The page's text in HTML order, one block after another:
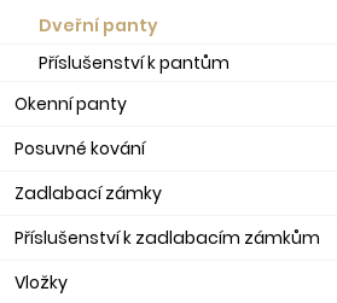
Dveřní panty
Příslušenství k pantům
Okenní panty
Posuvné kování
Zadlabací zámky
Příslušenství k zadlabacím zámkům
Vložky